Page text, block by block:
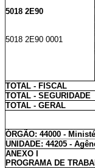
5018 2E90
5018 2E90 0001
TOTAL - FISCAL
TOTAL - SEGURIDADE
TOTAL - GERAL
ÓRGÃO: 44000 -
UNIDADE: 44205 -
ANEXO I
PROGRAMA DE